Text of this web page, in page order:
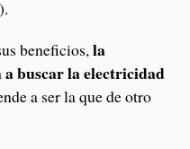
beneficios,la
buscar la electricidad
a ser la que de otro